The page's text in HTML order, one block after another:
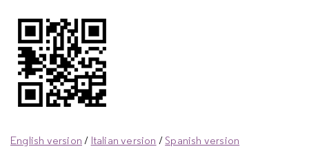
English version / Italian version /Spanish version